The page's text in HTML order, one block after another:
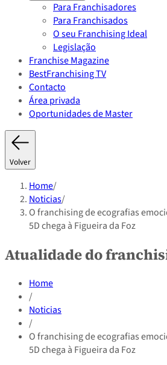
Para Franchisadores
Para Franchisados
O seu Franchising Ideal
Legislação
Franchise Magazine
BestFranchising TV
Contacto
Área privada
Oportunidades de Master
Volver
Home/
Noticias/
O franchising de ecografias
5D chega à Figueira da Foz
Atualidade do
Home
/
Noticias
/
O franchising de ecografias
5D chega à Figueira da Foz